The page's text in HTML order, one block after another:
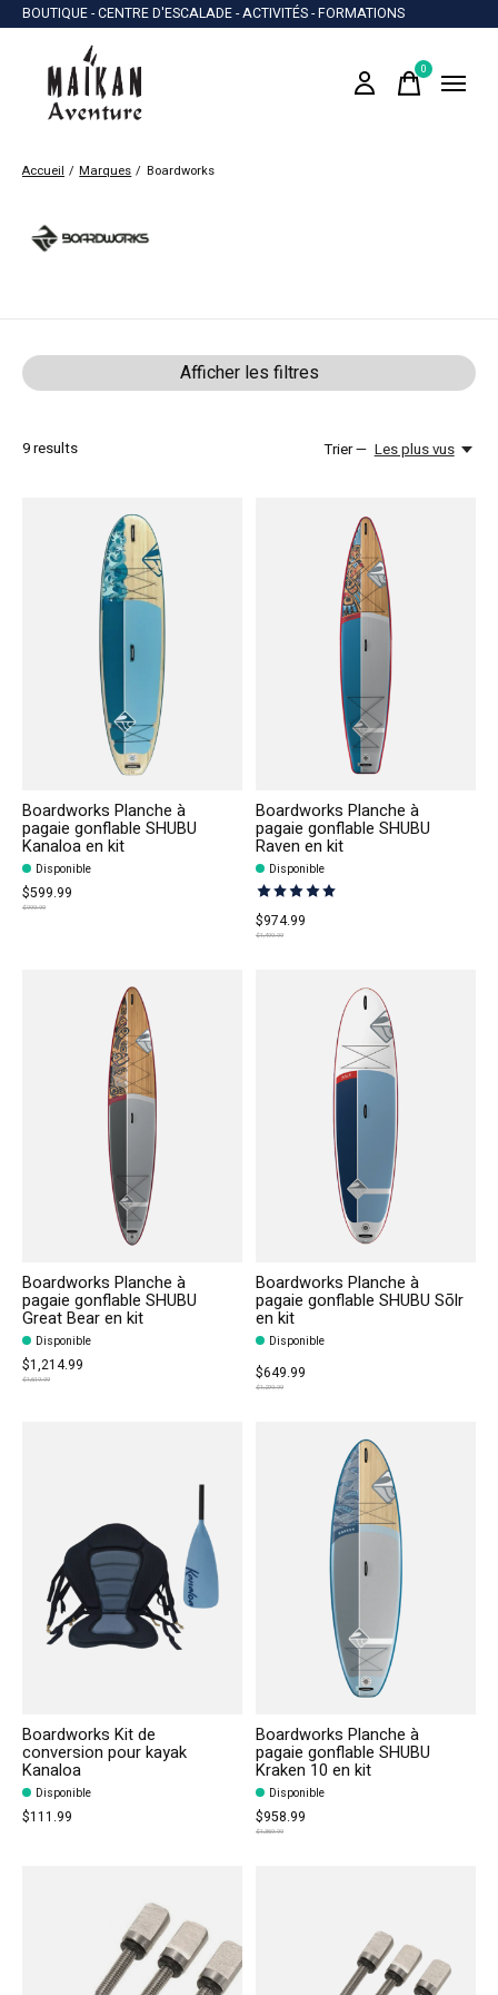
BOUTIQUE - CENTRE D'ESCALADE - ACTIVITÉS - FORMATIONS
0items
Accueil / Marques / Boardworks
Boardworks
Afficher les filtres
9results Trier — Les plus vus
Boardworks Planche à
pagaie gonflable SHUBU
Kanaloa en kit
Disponible
$599.99
$999.99
Boardworks Planche à
pagaie gonflable SHUBU
Raven en kit
Disponible
The rating of this product is
$974.99
$1,499.99
Boardworks Planche à
pagaie gonflable SHUBU
Great Bear en kit
Disponible
$1,214.99
$1,619.99
Boardworks Planche à
pagaie gonflable SHUBU Sōlr
en kit
Disponible
$649.99
$1,299.99
Boardworks Kit de
conversion pour kayak
Kanaloa
Disponible
$111.99
Boardworks Planche à
pagaie gonflable SHUBU
Kraken 10 en kit
Disponible
$958.99
$1,369.99